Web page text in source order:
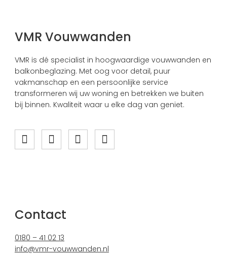
VMR Vouwwanden
VMR is dé specialist in hoogwaardige vouwwanden en
balkonbeglazing. Met oog voor detail, puur
vakmanschap en een persoonlijke service
transformeren wij uw woning en betrekken we buiten
bij binnen. Kwaliteit waar u elke dag van geniet.
Contact
0180 – 41 02 13
info@vmr-vouwwanden.nl